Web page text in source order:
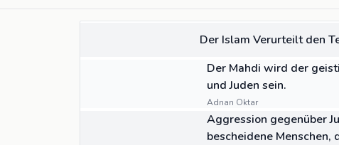
Der Islam Verurteilt den
Der Mahdi wird der
und Juden sein.
Adnan Oktar
Aggression gegenüber
bescheidene